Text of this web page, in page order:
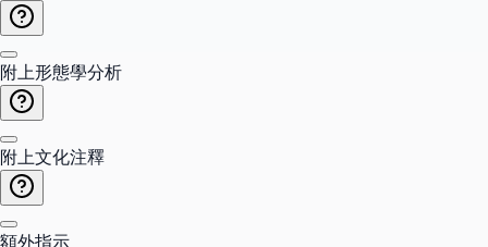
附上形態學分析
附上文化注釋
額外指示